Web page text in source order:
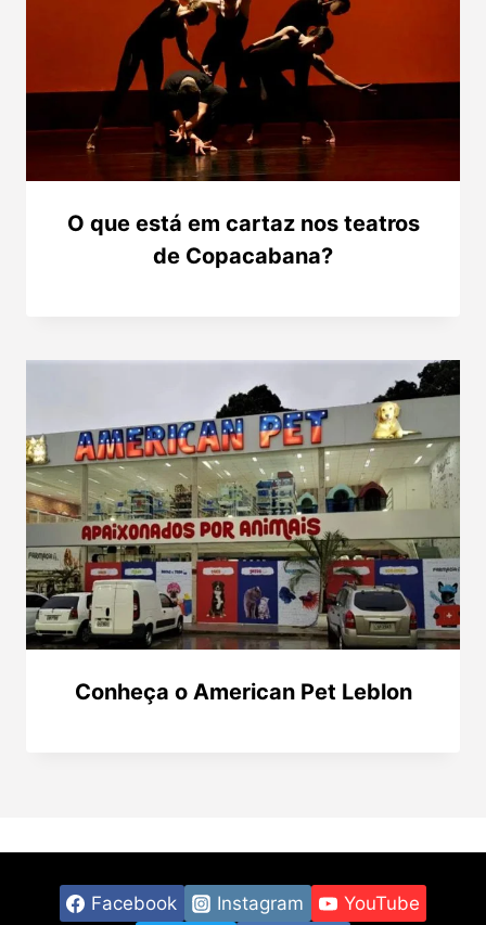
O que está em cartaz nos teatros
de Copacabana?
Conheça o American Pet Leblon
Facebook Instagram YouTube